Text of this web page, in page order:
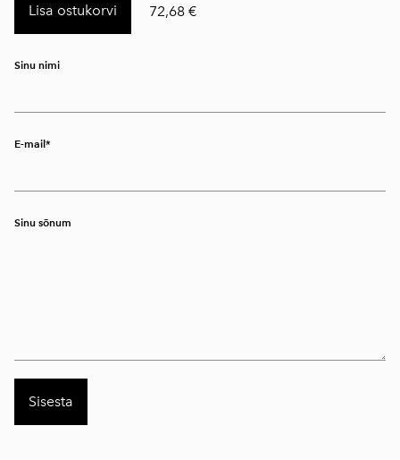
Lisa ostukorvi 72,68 €
Sinu nimi
E-mail
Sinu sõnum